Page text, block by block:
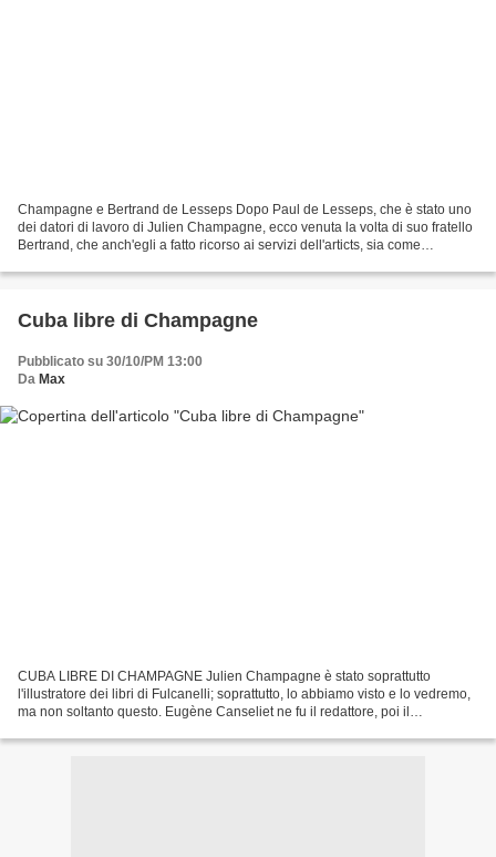
Champagne e Bertrand de Lesseps Dopo Paul de Lesseps, che è stato uno
dei datori di lavoro di Julien Champagne, ecco venuta la volta di suo fratello
Bertrand, che anch'egli a fatto ricorso ai servizi dell'articts, sia come
Cuba libre di Champagne
Pubblicato su 30/10/PM 13:00
Da Max
CUBA LIBRE DI CHAMPAGNE Julien Champagne è stato soprattutto
l'illustratore dei libri di Fulcanelli; soprattutto, lo abbiamo visto e lo vedremo,
ma non soltanto questo. Eugène Canseliet ne fu il redattore, poi il